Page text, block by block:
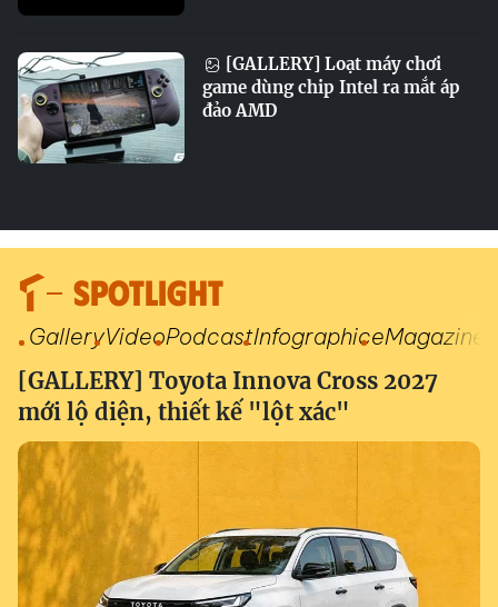
[GALLERY] Loạt máy chơi
game dùng chip Intel ra mắt áp
đảo AMD
SPOTLIGHT
GalleryVideoPodcastInfographiceMagazine
[GALLERY] Toyota Innova Cross 2027
mới lộ diện, thiết kế "lột xác"